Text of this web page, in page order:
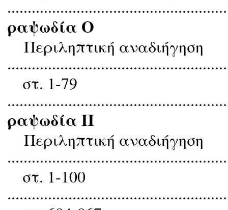
ραψωδία Ο
Περιληπτική αναδιήγηση
στ. 1-79
ραψωδία Π
Περιληπτική αναδιήγηση
στ. 1-100